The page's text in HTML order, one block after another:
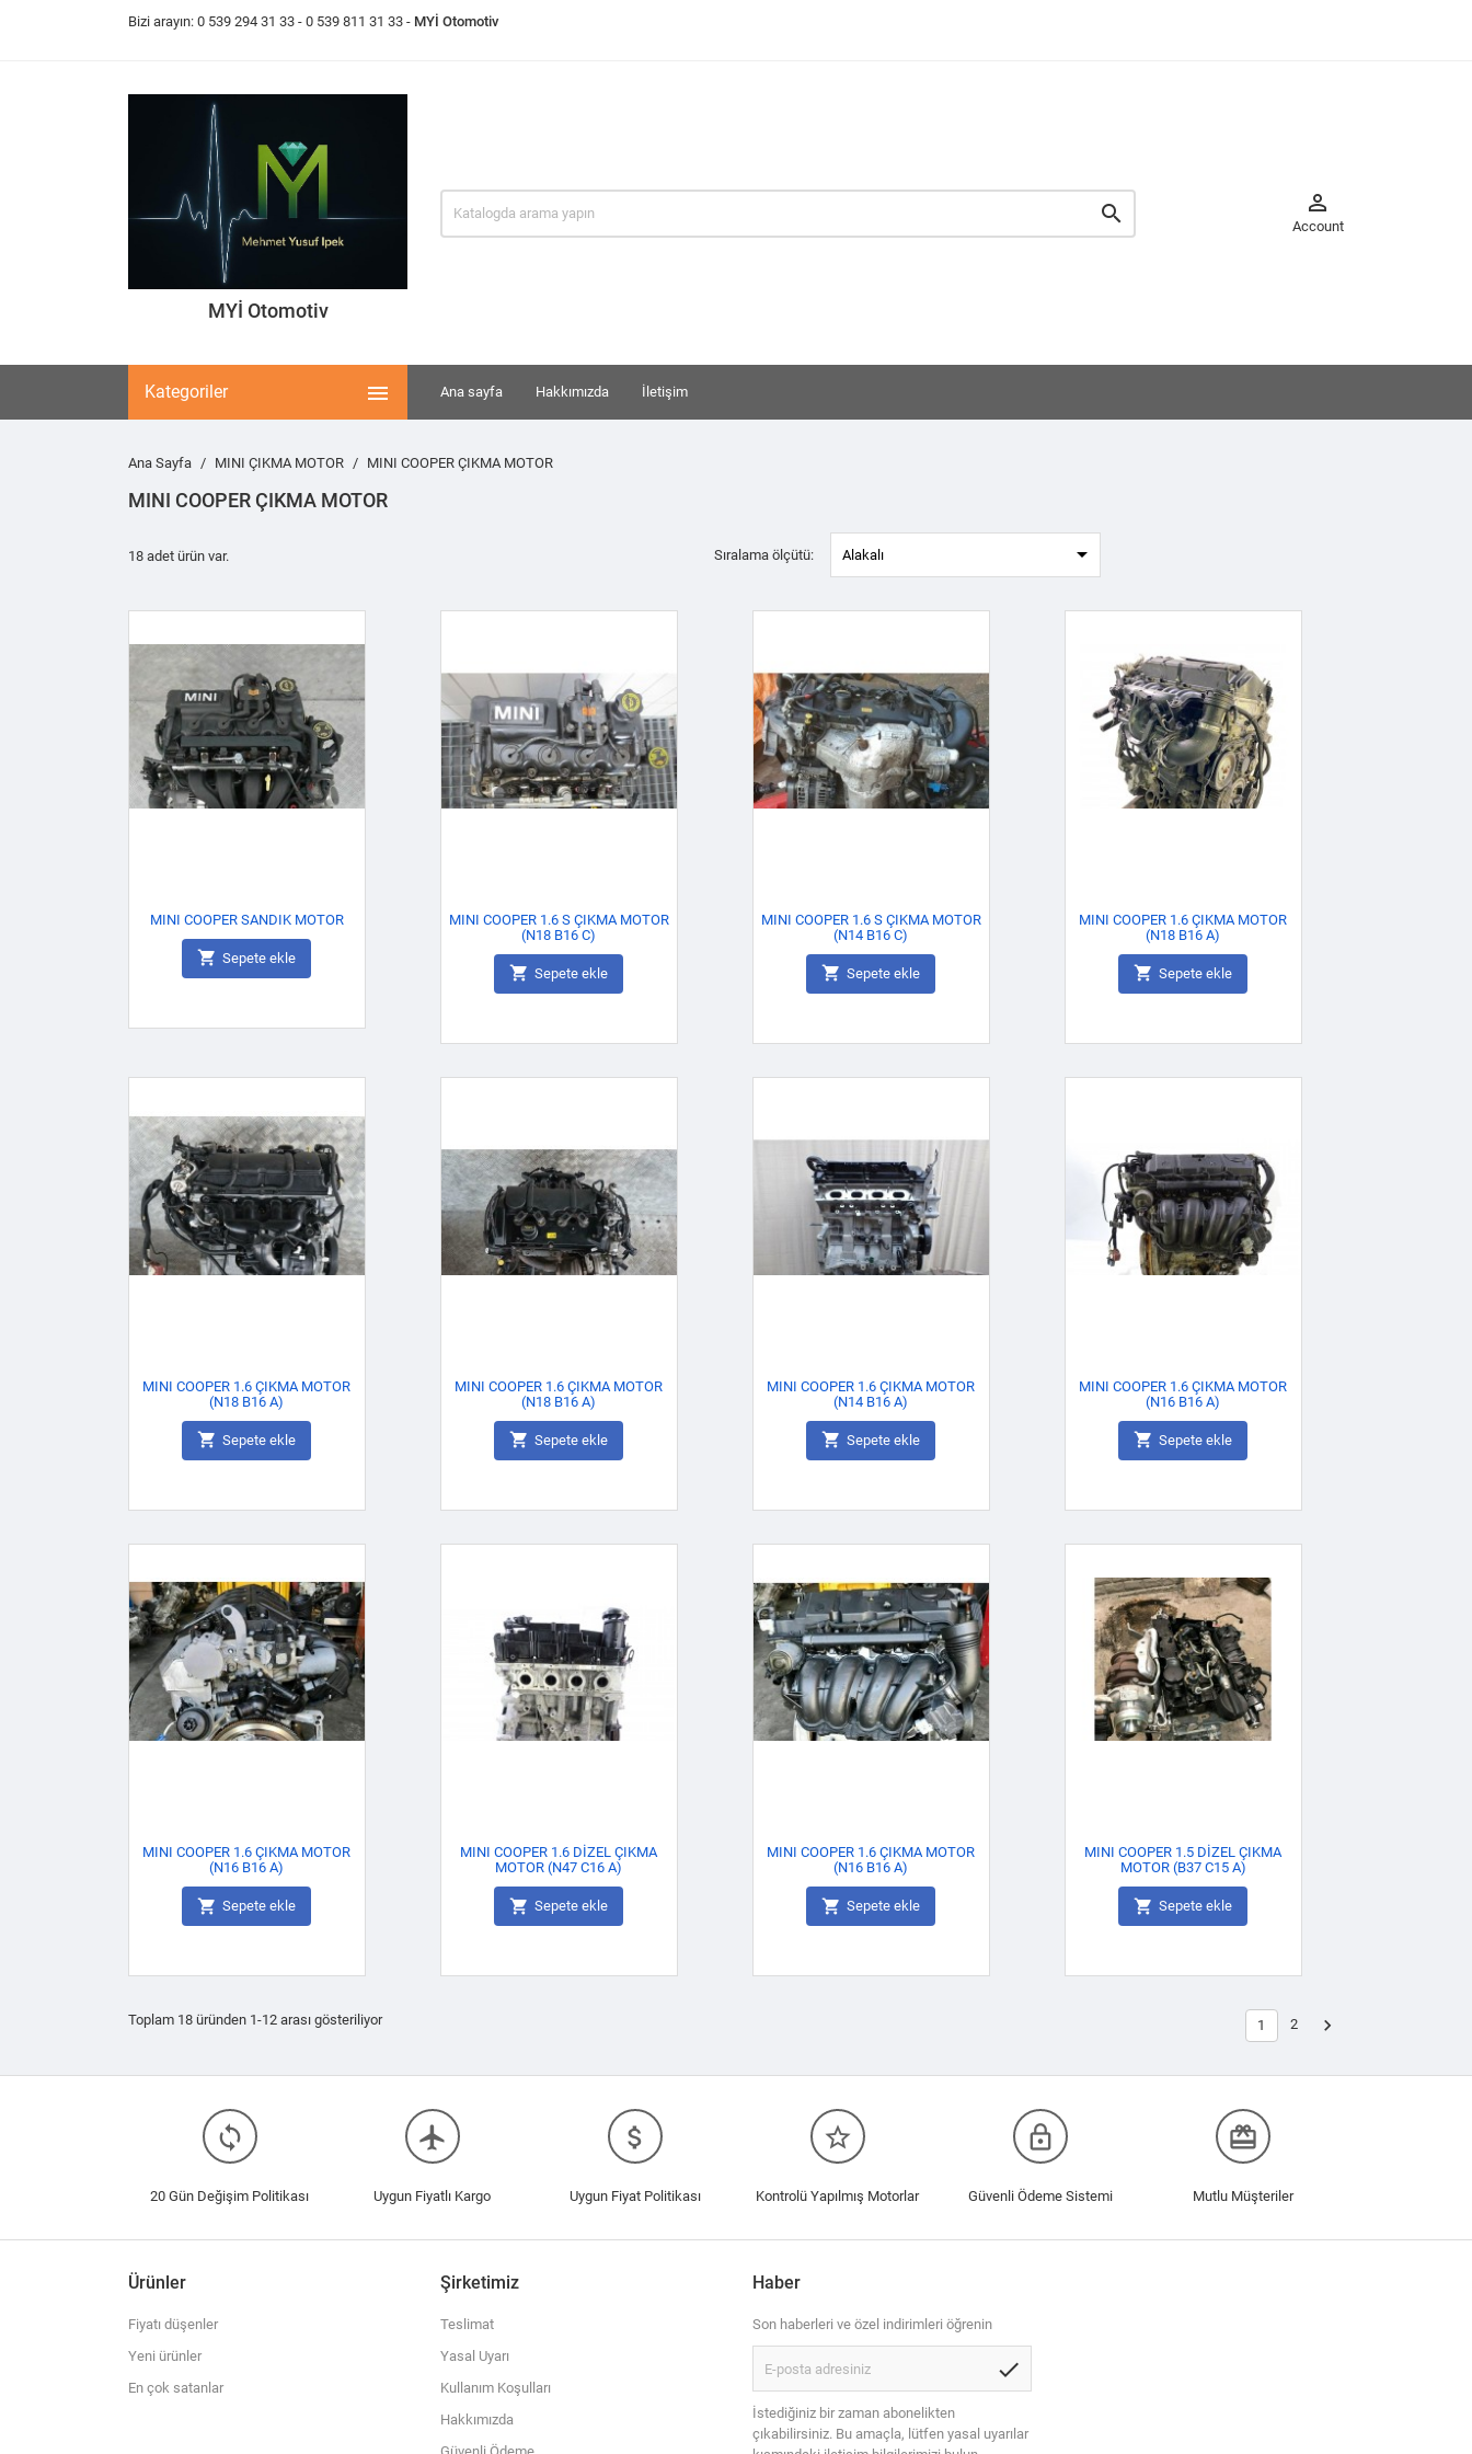
Bizi arayın: 0 539 294 31 33 - 0 539 811 31 33 - MYİ Otomotiv
MYİ Otomotiv
 
Account
Kategoriler  Ana sayfa Hakkımızda İletişim
Ana Sayfa MINI ÇIKMA MOTOR MINI COOPER ÇIKMA MOTOR
MINI COOPER ÇIKMA MOTOR
18 adet ürün var. Sıralama ölçütü: Alakalı 
MINI COOPER SANDIK MOTOR
 Sepete ekle
MINI COOPER 1.6 S ÇIKMA MOTOR
(N18 B16 C)
 Sepete ekle
MINI COOPER 1.6 S ÇIKMA MOTOR
(N14 B16 C)
 Sepete ekle
MINI COOPER 1.6 ÇIKMA MOTOR
(N18 B16 A)
 Sepete ekle
MINI COOPER 1.6 ÇIKMA MOTOR
(N18 B16 A)
 Sepete ekle
MINI COOPER 1.6 ÇIKMA MOTOR
(N18 B16 A)
 Sepete ekle
MINI COOPER 1.6 ÇIKMA MOTOR
(N14 B16 A)
 Sepete ekle
MINI COOPER 1.6 ÇIKMA MOTOR
(N16 B16 A)
 Sepete ekle
MINI COOPER 1.6 ÇIKMA MOTOR
(N16 B16 A)
 Sepete ekle
MINI COOPER 1.6 DİZEL ÇIKMA
MOTOR (N47 C16 A)
 Sepete ekle
MINI COOPER 1.6 ÇIKMA MOTOR
(N16 B16 A)
 Sepete ekle
MINI COOPER 1.5 DİZEL ÇIKMA
MOTOR (B37 C15 A)
 Sepete ekle
Toplam 18 üründen 1-12 arası gösteriliyor 1 2 
loop
20 Gün Değişim Politikası
flight
Uygun Fiyatlı Kargo
attach_money
Uygun Fiyat Politikası
star_border
Kontrolü Yapılmış Motorlar
lock_outline
Güvenli Ödeme Sistemi
redeem
Mutlu Müşteriler
Ürünler
Fiyatı düşenler
Yeni ürünler
En çok satanlar
Şirketimiz
Teslimat
Yasal Uyarı
Kullanım Koşulları
Hakkımızda
Haber
Son haberleri ve özel indirimleri öğrenin
check
İstediğiniz bir zaman abonelikten
çıkabilirsiniz. Bu amaçla, lütfen yasal uyarılar